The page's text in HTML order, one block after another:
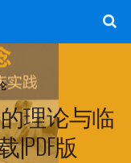
理论与临
|PDF版